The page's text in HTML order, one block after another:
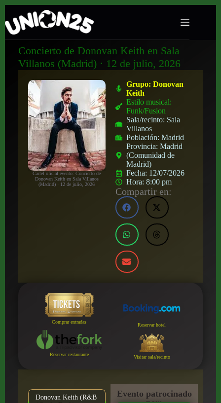
Concierto de Donovan Keith en Sala
Villanos (Madrid) · 12 de julio, 2026
Cartel oficial evento: Concierto de
Donovan Keith en Sala Villanos
(Madrid) · 12 de julio, 2026
Grupo:Donovan
Keith
Estilo musical:
Funk/Fusion
Sala/recinto: Sala
Villanos
Población:Madrid
Provincia:Madrid
(Comunidad de
Madrid)
Fecha: 12/07/2026
Hora:8:00 pm
Compartir en:
Comprar entradas
Reservar hotel
Reservar restaurante Visitar sala/recinto
Donovan Keith (R&B
Evento patrocinado